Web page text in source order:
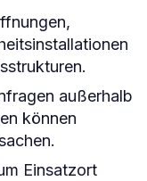
außerhalb
können
Einsatzort